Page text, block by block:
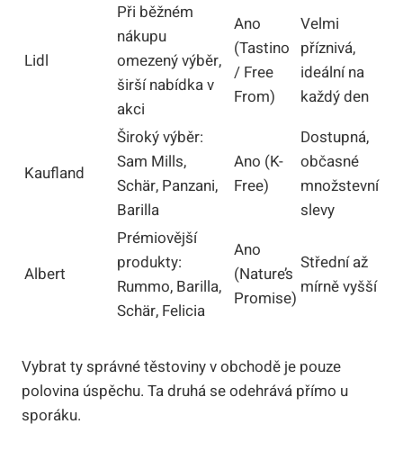
Lidl
Při běžném
nákupu
omezený výběr,
širší nabídka v
akci
Ano
(Tastino
/ Free
From)
Velmi
příznivá,
ideální na
každý den
Kaufland
Široký výběr:
Sam Mills,
Schär, Panzani,
Barilla
Ano (K-
Free)
Dostupná,
občasné
množstevní
slevy
Albert
Prémiovější
produkty:
Rummo, Barilla,
Schär, Felicia
Ano
(Nature’s
Promise)
Střední až
mírně vyšší
Vybrat ty správné těstoviny v obchodě je pouze
polovina úspěchu. Ta druhá se odehrává přímo u
sporáku.